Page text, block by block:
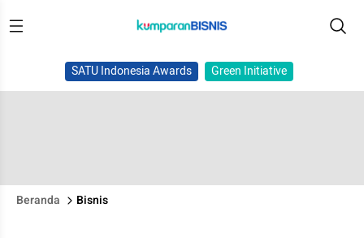
SATU Indonesia Awards Green Initiative
Beranda Bisnis